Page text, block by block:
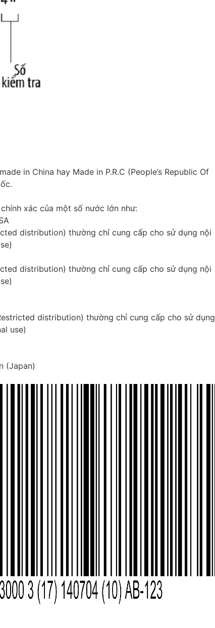
in China hay Made in P.R.C (People’s Republic Of
xác của một số nước lớn như:
distribution) thường chỉ cung cấp cho sử dụng nội
distribution) thường chỉ cung cấp cho sử dụng nội
distribution) thường chỉ cung cấp cho sử dụng
use)
(Japan)